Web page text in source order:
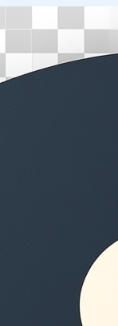
содержимому